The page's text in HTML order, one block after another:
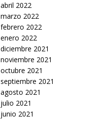
abril 2022
marzo 2022
febrero 2022
enero 2022
diciembre 2021
noviembre 2021
octubre 2021
septiembre 2021
agosto 2021
julio 2021
junio 2021